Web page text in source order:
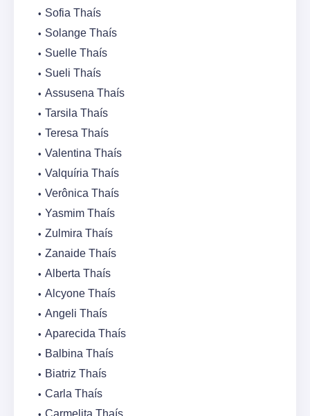
Sofia Thaís
Solange Thaís
Suelle Thaís
Sueli Thaís
Assusena Thaís
Tarsila Thaís
Teresa Thaís
Valentina Thaís
Valquíria Thaís
Verônica Thaís
Yasmim Thaís
Zulmira Thaís
Zanaide Thaís
Alberta Thaís
Alcyone Thaís
Angeli Thaís
Aparecida Thaís
Balbina Thaís
Biatriz Thaís
Carla Thaís